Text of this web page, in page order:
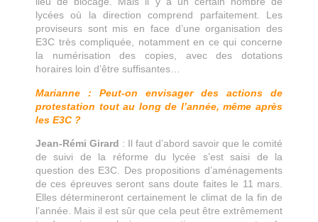
lycées où la direction comprend parfaitement. Les
proviseurs sont mis en face d’une organisation des
E3C très compliquée, notamment en ce qui concerne
la numérisation des copies, avec des dotations
horaires loin d’être suffisantes…
Marianne : Peut-on envisager des actions de
protestation tout au long de l’année, même après
les E3C ?
Jean-Rémi Girard : Il faut d’abord savoir que le comité
de suivi de la réforme du lycée s’est saisi de la
question des E3C. Des propositions d’aménagements
de ces épreuves seront sans doute faites le 11 mars.
Elles détermineront certainement le climat de la fin de
l’année. Mais il est sûr que cela peut être extrêmement